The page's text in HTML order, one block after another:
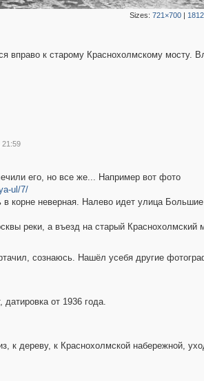
Sizes:721×700 |
вправо к старому Краснохолмскому мосту.
21:59
его, но все же... Например вот фото
ul/7/
корне неверная. Налево идет улица
реки, а въезд на старый Краснохолмский
сознаюсь. Нашёл усебя другие
от 1936 года.
к дереву, к Краснохолмской набережной,